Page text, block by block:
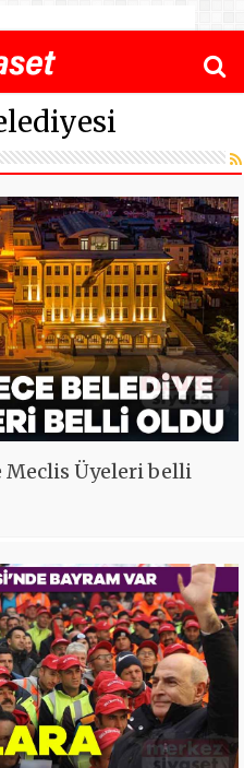
Meclis Üyeleri belli